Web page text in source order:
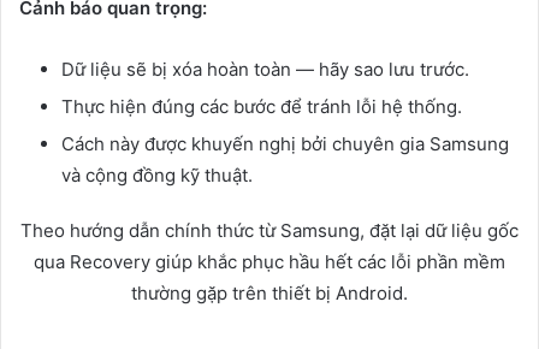
Cảnh báo quan trọng:
Dữ liệu sẽ bị xóa hoàn toàn — hãy sao lưu trước.
Thực hiện đúng các bước để tránh lỗi hệ thống.
Cách này được khuyến nghị bởi chuyên gia Samsung
và cộng đồng kỹ thuật.
Theo hướng dẫn chính thức từ Samsung, đặt lại dữ liệu gốc
qua Recovery giúp khắc phục hầu hết các lỗi phần mềm
thường gặp trên thiết bị Android.